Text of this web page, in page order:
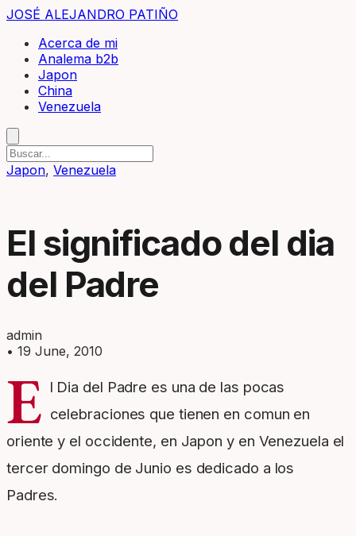
JOSÉ ALEJANDRO PATIÑO
Acerca de mi
Analema b2b
Japon
China
Venezuela
Japon, Venezuela
El significado del dia
del Padre
admin
• 19 June, 2010
E l Dia del Padre es una de las pocas
celebraciones que tienen en comun en
oriente y el occidente, en Japon y en Venezuela el
tercer domingo de Junio es dedicado a los
Padres.